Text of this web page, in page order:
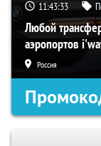
11:43:32
Любой
аэропортов
Россия